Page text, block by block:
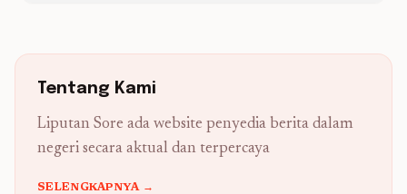
Tentang Kami
Liputan Sore ada website penyedia berita dalam
negeri secara aktual dan terpercaya
SELENGKAPNYA →